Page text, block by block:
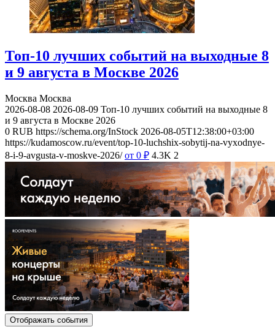
Топ-10 лучших событий на выходные 8
и 9 августа в Москве 2026
Москва Москва
2026-08-08 2026-08-09 Топ-10 лучших событий на выходные 8
и 9 августа в Москве 2026
0 RUB https://schema.org/InStock 2026-08-05T12:38:00+03:00
https://kudamoscow.ru/event/top-10-luchshix-sobytij-na-vyxodnye-
8-i-9-avgusta-v-moskve-2026/ от 0 ₽ 4.3K 2
Отображать события